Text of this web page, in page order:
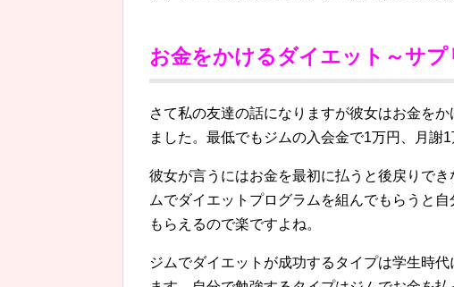
お金をかけるダイエット～サ
さて私の友達の話になりますが彼女はお金を
ました。最低でもジムの入会金で1万円、月謝
彼女が言うにはお金を最初に払うと後戻りで
ムでダイエットプログラムを組んでもらうと
もらえるので楽ですよね。
ジムでダイエットが成功するタイプは学生時